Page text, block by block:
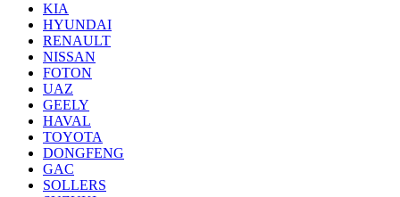
KIA
HYUNDAI
RENAULT
NISSAN
FOTON
UAZ
GEELY
HAVAL
TOYOTA
DONGFENG
GAC
SOLLERS